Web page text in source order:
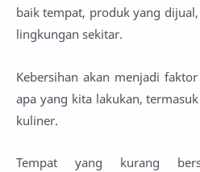
baik tempat, produk yang
lingkungan sekitar.
Kebersihan akan menjadi
apa yang kita lakukan,
kuliner.
Tempat yang kurang